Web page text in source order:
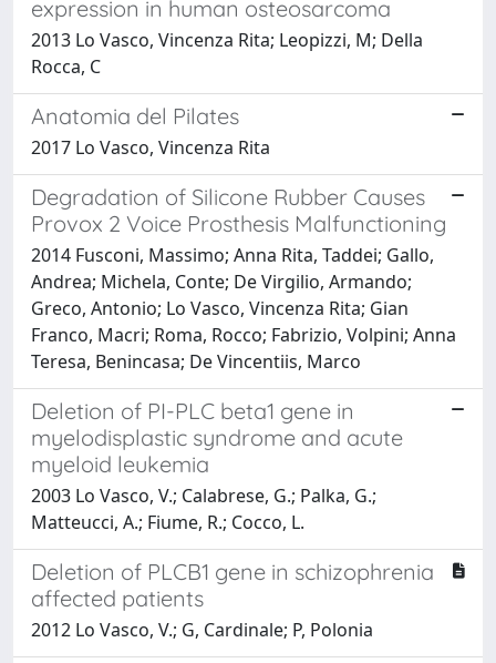
expression in human osteosarcoma
2013 Lo Vasco, Vincenza Rita; Leopizzi, M; Della
Rocca, C
Anatomia del Pilates
2017 Lo Vasco, Vincenza Rita
Degradation of Silicone Rubber Causes
Provox 2 Voice Prosthesis Malfunctioning
2014 Fusconi, Massimo; Anna Rita, Taddei; Gallo,
Andrea; Michela, Conte; De Virgilio, Armando;
Greco, Antonio; Lo Vasco, Vincenza Rita; Gian
Franco, Macri; Roma, Rocco; Fabrizio, Volpini; Anna
Teresa, Benincasa; De Vincentiis, Marco
Deletion of PI-PLC beta1 gene in
myelodisplastic syndrome and acute
myeloid leukemia
2003 Lo Vasco, V.; Calabrese, G.; Palka, G.;
Matteucci, A.; Fiume, R.; Cocco, L.
Deletion of PLCB1 gene in schizophrenia
affected patients
2012 Lo Vasco, V.; G, Cardinale; P, Polonia